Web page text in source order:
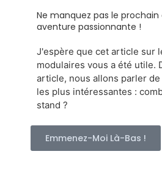
Ne manquez pas le
aventure passionnante !
J'espère que cet article sur
modulaires vous a été utile.
article, nous allons parler
les plus intéressantes :
stand ?
Emmenez-Moi Là-Bas !